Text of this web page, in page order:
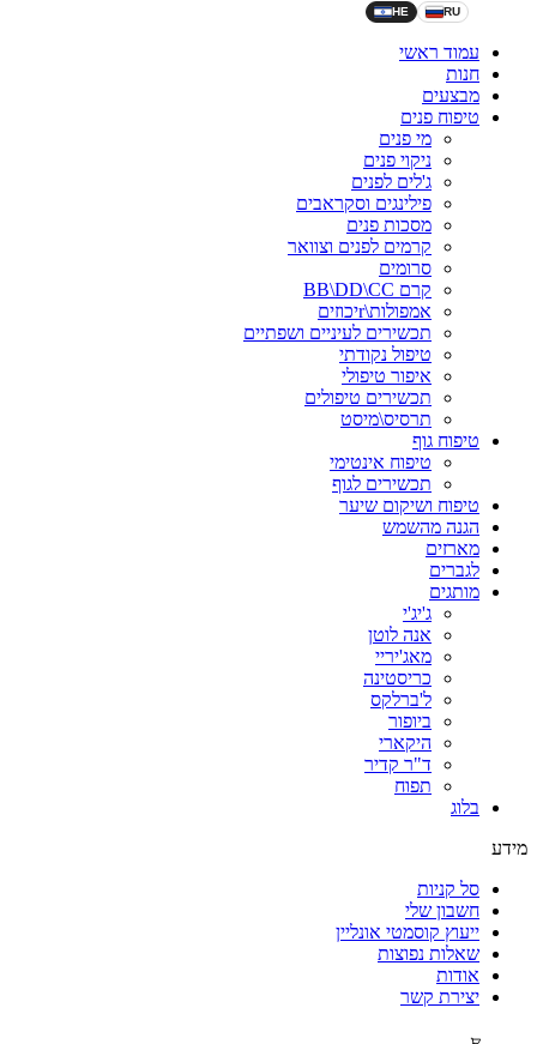
HE RU
עמוד ראשי
חנות
מבצעים
טיפוח פנים
מי פנים
ניקוי פנים
ג'לים לפנים
פילינגים וסקראבים
מסכות פנים
קרמים לפנים וצוואר
סרומים
קרם BB\DD\CC
אמפולות\rיכוזים
תכשירים לעיניים ושפתיים
טיפול נקודתי
איפור טיפולי
תכשירים טיפולים
תרסיס\מיסט
טיפוח גוף
טיפוח אינטימי
תכשירים לגוף
טיפוח ושיקום שיער
הגנה מהשמש
מארזים
לגברים
מותגים
ג'יג'י
אנה לוטן
מאג'יריי
כריסטינה
ל'ברלקס
ביופור
היקארי
ד"ר קדיר
תפוח
בלוג
מידע
סל קניות
חשבון שלי
ייעוץ קוסמטי אונליין
שאלות נפוצות
אודות
יצירת קשר